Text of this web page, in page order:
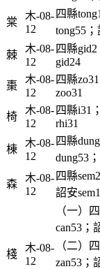
棠
木-08-
12
四縣
tong55
棘
木-08-
12
四縣
gid24
棗
木-08-
12
四縣
zoo31
椅
木-08-
12
四縣i31
rhi31
棟
木-08-
12
四縣
dung53
森
木-08-
12
四縣
詔安
棧
木-08-
12
（一）
can53；
（二）
zan53；